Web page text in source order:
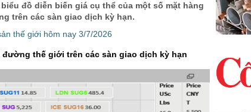
đồ diễn biến giá cụ thể của một số mặt hàng
trên các sàn giao dịch kỳ hạn.
thế giới hôm nay 3/7/2026
đường thế giới trên các sàn giao dịch kỳ hạn